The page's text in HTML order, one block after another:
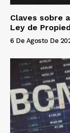
Claves sobre
Ley de
6 De Agosto De